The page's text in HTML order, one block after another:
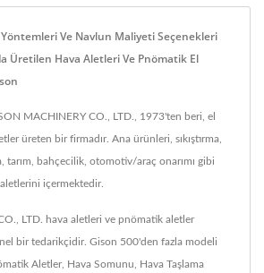
Ve Navlun Maliyeti Seçenekleri
Üretilen Hava Aletleri Ve Pnömatik El
MACHINERY CO., LTD., 1973'ten beri, el
üreten bir firmadır. Ana ürünleri, sıkıştırma,
tarım, bahçecilik, otomotiv/araç onarımı gibi
içermektedir.
LTD. hava aletleri ve pnömatik aletler
bir tedarikçidir. Gison 500'den fazla modeli
Aletler, Hava Somunu, Hava Taşlama